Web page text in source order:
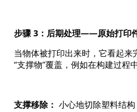
步骤 3：后期处理——原始打印
当物体被打印出来时，它看起
“支撑物”覆盖，例如在构建过程
支撑移除： 小心地切除塑料结构